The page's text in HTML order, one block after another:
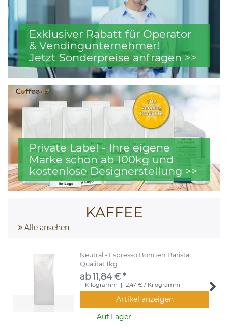
Exklusiver Rabatt für Operator
& Vendingunternehmer!
Jetzt Sonderpreise anfragen >>
Private Label - Ihre eigene
Marke schon ab 100kg und
kostenlose Designerstellung >>
KAFFEE
Alle ansehen
Neutral - Espresso Bohnen Barista
Qualität 1kg
ab 11,84 € *
1 Kilogramm | 12,47 € / Kilogramm
Artikel anzeigen
Auf Lager